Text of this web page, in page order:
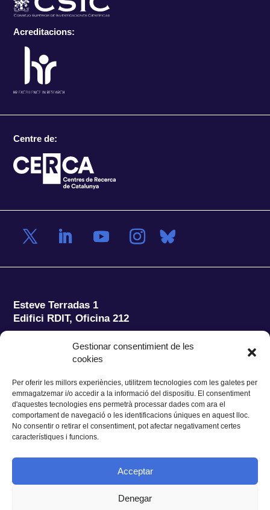
Gestionar consentimient de les
cookies
Per oferir les millors experiències, utilitzem tecnologies com les galetes per
emmagatzemar i/o accedir a la informació del dispositiu. El consentiment
d'aquestes tecnologies ens permetrà processar dades com ara el
comportament de navegació o les identificacions úniques en aquest lloc.
No consentir o retirar el consentiment, pot afectar negativament certes
característiques i funcions.
Acceptar
Denegar
Acreditacions:
Centre de:
Esteve Terradas 1
Edifici RDIT, Oficina 212
Parc Mediterrani de la Tecnologia (PMT)
del Baix Llobregat – UPC
Tel.:+34 93 280 2088
Fax:+34 93 280 6395
E-mail:ieec@ieec.cat
CONTACTE